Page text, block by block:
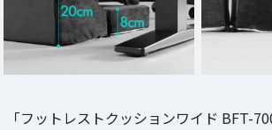
「フットレストクッションワイド BFT-